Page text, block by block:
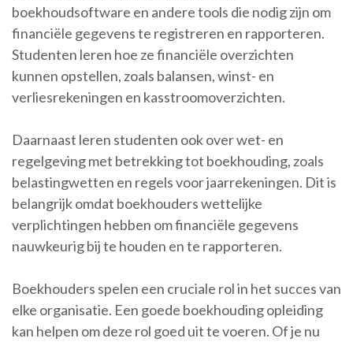
boekhoudsoftware en andere tools die nodig zijn om
financiële gegevens te registreren en rapporteren.
Studenten leren hoe ze financiële overzichten
kunnen opstellen, zoals balansen, winst- en
verliesrekeningen en kasstroomoverzichten.
Daarnaast leren studenten ook over wet- en
regelgeving met betrekking tot boekhouding, zoals
belastingwetten en regels voor jaarrekeningen. Dit is
belangrijk omdat boekhouders wettelijke
verplichtingen hebben om financiële gegevens
nauwkeurig bij te houden en te rapporteren.
Boekhouders spelen een cruciale rol in het succes van
elke organisatie. Een goede boekhouding opleiding
kan helpen om deze rol goed uit te voeren. Of je nu